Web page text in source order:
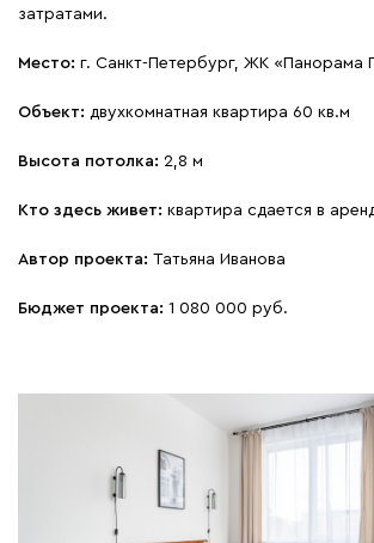
затратами.
Место: г. Санкт-Петербург, ЖК «Панорама
Объект: двухкомнатная квартира 60 кв.м
Высота потолка: 2,8 м
Кто здесь живет: квартира сдается в
Автор проекта: Татьяна Иванова
Бюджет проекта: 1 080 000 руб.